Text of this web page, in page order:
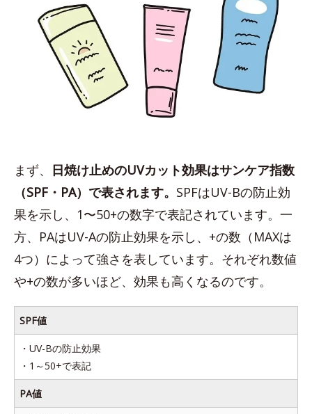
まず、 日焼け止めのUVカット効果はサンケア指数
（SPF・PA）で表されます。 SPFはUV-Bの防止効
果を示し、1〜50+の数字で表記されています。一
方、PAはUV-Aの防止効果を示し、+の数（MAXは
4つ）によって強さを表しています。それぞれ数値
や+の数が多いほど、効果も高くなるのです。
SPF値
・UV-Bの防止効果
・1～50+で表記
PA値